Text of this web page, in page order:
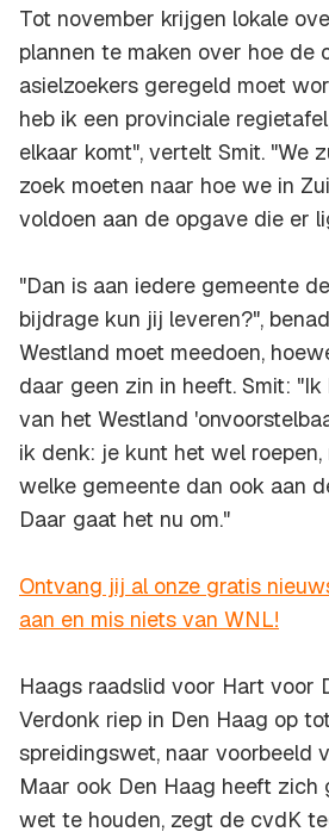
Tot november krijgen lokale
plannen te maken over hoe de
asielzoekers geregeld moet
heb ik een provinciale
elkaar komt", vertelt Smit. "We
zoek moeten naar hoe we in
voldoen aan de opgave die er
"Dan is aan iedere gemeente
bijdrage kun jij leveren?",
Westland moet meedoen,
daar geen zin in heeft. Smit:
van het Westland
ik denk: je kunt het wel
welke gemeente dan ook aan
Daar gaat het nu om."
Ontvang jij al onze gratis
aan en mis niets van WNL!
Haags raadslid voor Hart voor
Verdonk riep in Den Haag op
spreidingswet, naar voorbeeld
Maar ook Den Haag heeft zich
wet te houden, zegt de cvdK